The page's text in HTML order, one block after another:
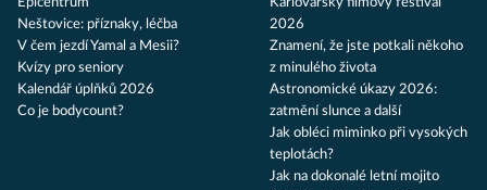
Epicentrum
Neštovice: příznaky, léčba
V čem jezdí Yamal a Mesii?
Kvízy pro seniory
Kalendář úplňků 2026
Co je bodycount?
Karlovarský filmový festival
2026
Znamení, že jste potkali někoho
z minulého života
Astronomické úkazy 2026:
zatmění slunce a další
Jak obléci miminko při vysokých
teplotách?
Jak na dokonalé letní mojito